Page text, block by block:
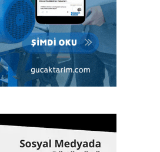
denizcilik sektörü başta olmak
savunma sanayiinden lojistiğe
denetim, kalite yönetim
birçok alanda hizmet veriyor. Çok
konferanslarda yer almanın yanı
veriyor, çok sayıda öğrenciye
hizmetinin yanı sıra, Türkiye
olan dünyaya mal olmuş projelere